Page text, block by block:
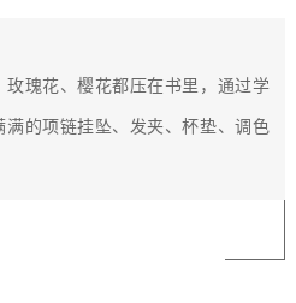
瑰花、樱花都压在书里，通过学
的项链挂坠、发夹、杯垫、调色